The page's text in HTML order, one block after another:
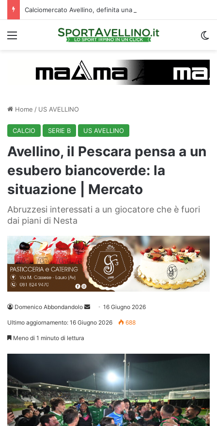
Menu
Home / US AVELLINO
CALCIO SERIE B US AVELLINO
Avellino, il Pescara pensa a un
esubero biancoverde: la
situazione | Mercato
Abruzzesi interessati a un giocatore che è fuori
dai piani di Nesta
Domenico Abbondandolo
Invia 16 Giugno 2026
Ultimo aggiornamento: 16 Giugno 2026 688
Meno di 1 minuto di lettura